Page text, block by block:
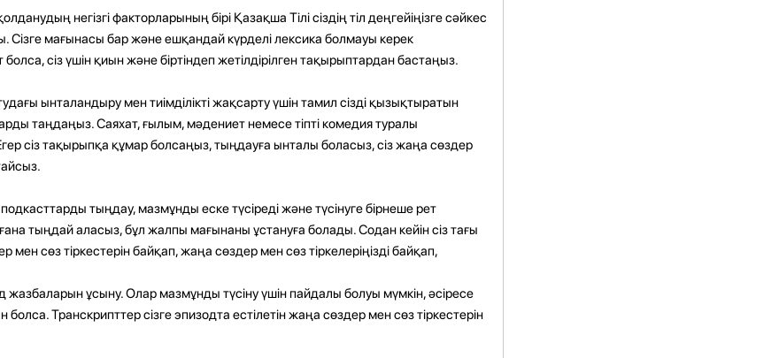
негізгі факторларының бірі Қазақша Тілі сіздің тіл деңгейіңізге сәйкес
Сізге мағынасы бар және ешқандай күрделі лексика болмауы керек
сіз үшін қиын және біртіндеп жетілдірілген тақырыптардан бастаңыз.
ынталандыру мен тиімділікті жақсарту үшін тамил сізді қызықтыратын
таңдаңыз. Саяхат, ғылым, мәдениет немесе тіпті комедия туралы
сіз тақырыпқа құмар болсаңыз, тыңдауға ынталы боласыз, сіз жаңа сөздер
тыңдау, мазмұнды еске түсіреді және түсінуге бірнеше рет
тыңдай аласыз, бұл жалпы мағынаны ұстануға болады. Содан кейін сіз тағы
сөз тіркестерін байқап, жаңа сөздер мен сөз тіркелеріңізді байқап,
жазбаларын ұсыну. Олар мазмұнды түсіну үшін пайдалы болуы мүмкін, әсіресе
болса. Транскрипттер сізге эпизодта естілетін жаңа сөздер мен сөз тіркестерін